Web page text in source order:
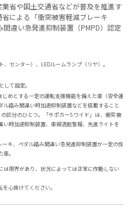
業省や国土交通省などが普及を推進す
による「衝突被害軽減ブレーキ
間違い急発進抑制装置（PMPD）認定
センター）、LEDルームランプ（リヤ）。
て設定。
めとする一定の運転支援機能を備えた車（安全運
踏み間違い時加速抑制装置などを搭載すること
区分のひとつ。「サポカーS ワイド」は、衝突被
時加速抑制装置、車線逸脱警報、先進ライトを
キ、ペダル踏み間違い急発進抑制装置が一定の性
。
限界があり、状況によっては正常に作動しない
心掛けてください。